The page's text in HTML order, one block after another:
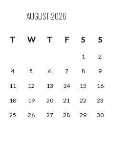
AUGUST 2026
T W T F S S
1
2
4 5 6 7 8
9
11 12 13 14 15
16
18 19 20 21 22
23
25 26 27 28 29
30